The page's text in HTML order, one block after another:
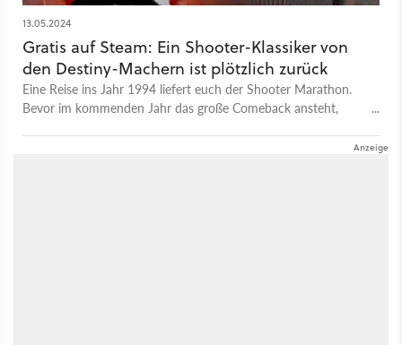
13.05.2024
Gratis auf Steam: Ein Shooter-Klassiker von
den Destiny-Machern ist plötzlich zurück
Eine Reise ins Jahr 1994 liefert euch der Shooter Marathon.
Bevor im kommenden Jahr das große Comeback ansteht,